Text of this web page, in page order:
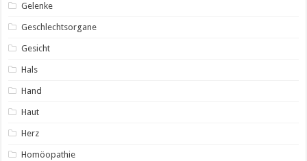
Gelenke
Geschlechtsorgane
Gesicht
Hals
Hand
Haut
Herz
Homöopathie